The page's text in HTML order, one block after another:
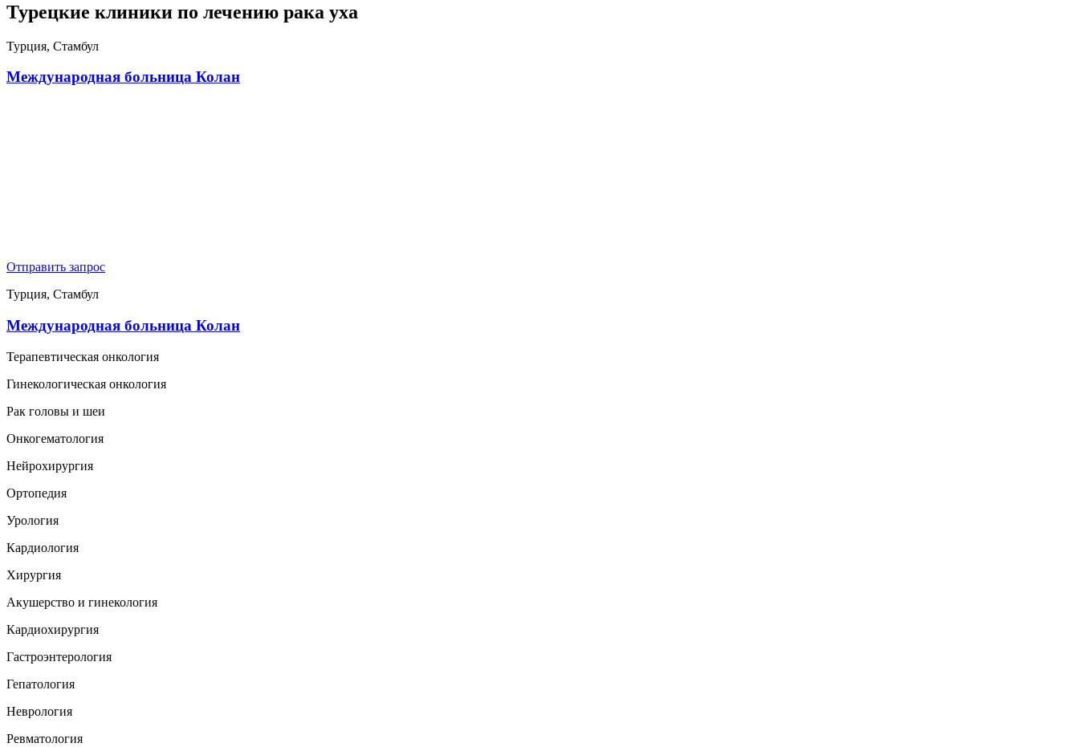
Турецкие клиники по лечению рака уха
Турция, Стамбул
Международная больница Колан
Отправить запрос
Турция, Стамбул
Международная больница Колан
Терапевтическая онкология
Гинекологическая онкология
Рак головы и шеи
Онкогематология
Нейрохирургия
Ортопедия
Урология
Кардиология
Хирургия
Акушерство и гинекология
Кардиохирургия
Гастроэнтерология
Гепатология
Неврология
Ревматология